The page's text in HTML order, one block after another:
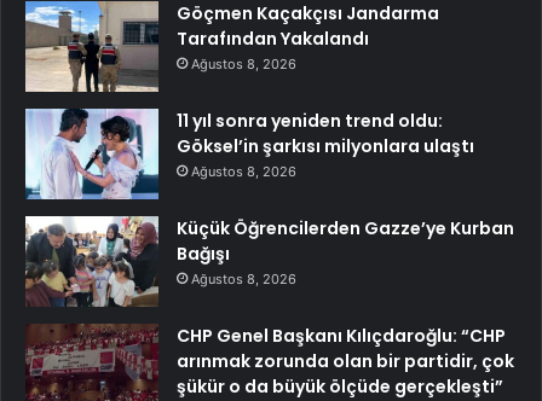
Göçmen Kaçakçısı Jandarma
Tarafından Yakalandı
Ağustos 8, 2026
11 yıl sonra yeniden trend oldu:
Göksel’in şarkısı milyonlara ulaştı
Ağustos 8, 2026
Küçük Öğrencilerden Gazze’ye Kurban
Bağışı
Ağustos 8, 2026
CHP Genel Başkanı Kılıçdaroğlu: “CHP
arınmak zorunda olan bir partidir, çok
şükür o da büyük ölçüde gerçekleşti”